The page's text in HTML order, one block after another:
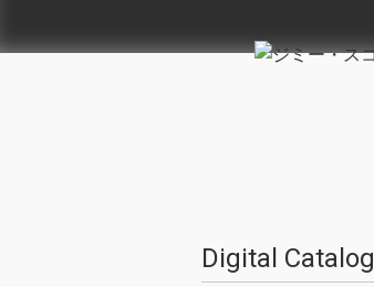
Digital Catalog